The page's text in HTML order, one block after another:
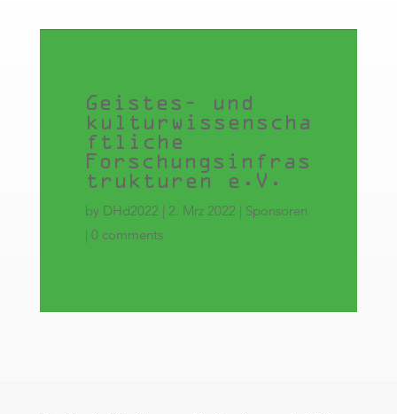
Geistes- und
kulturwissenscha
ftliche
Forschungsinfras
trukturen e.V.
by DHd2022 2. Mrz 2022
Sponsoren
0 comments